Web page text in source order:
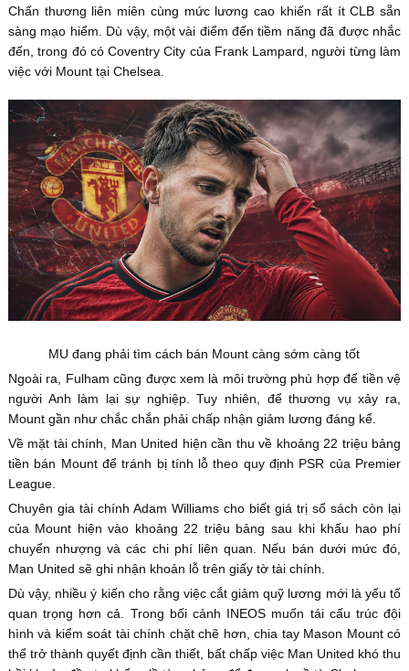
Chấn thương liên miên cùng mức lương cao khiến rất ít CLB sẵn
sàng mạo hiểm. Dù vậy, một vài điểm đến tiềm năng đã được nhắc
đến, trong đó có Coventry City của Frank Lampard, người từng làm
việc với Mount tại Chelsea.
MU đang phải tìm cách bán Mount càng sớm càng tốt
Ngoài ra, Fulham cũng được xem là môi trường phù hợp để tiền vệ
người Anh làm lại sự nghiệp. Tuy nhiên, để thương vụ xảy ra,
Mount gần như chắc chắn phải chấp nhận giảm lương đáng kể.
Về mặt tài chính, Man United hiện cần thu về khoảng 22 triệu bảng
tiền bán Mount để tránh bị tính lỗ theo quy định PSR của Premier
League.
Chuyên gia tài chính Adam Williams cho biết giá trị sổ sách còn lại
của Mount hiện vào khoảng 22 triệu bảng sau khi khấu hao phí
chuyển nhượng và các chi phí liên quan. Nếu bán dưới mức đó,
Man United sẽ ghi nhận khoản lỗ trên giấy tờ tài chính.
Dù vậy, nhiều ý kiến cho rằng việc cắt giảm quỹ lương mới là yếu tố
quan trọng hơn cả. Trong bối cảnh INEOS muốn tái cấu trúc đội
hình và kiểm soát tài chính chặt chẽ hơn, chia tay Mason Mount có
thể trở thành quyết định cần thiết, bất chấp việc Man United khó thu